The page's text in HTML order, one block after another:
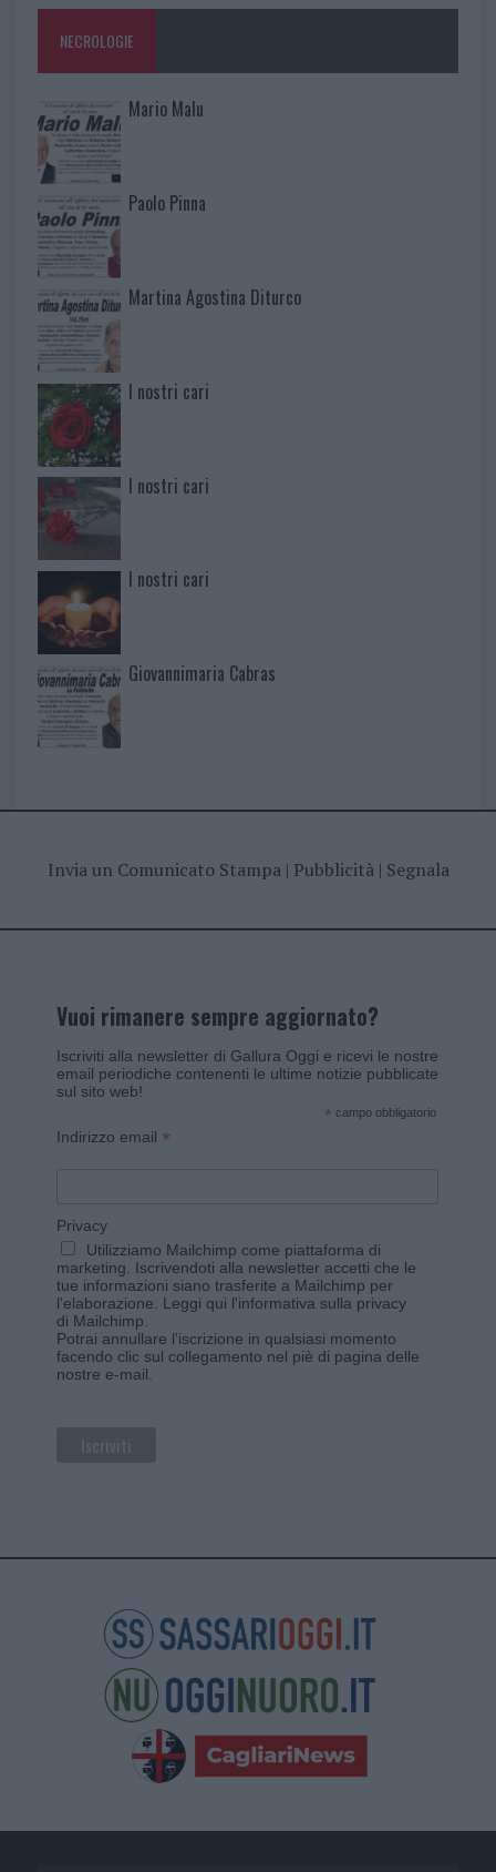
NECROLOGIE
Mario Malu
Paolo Pinna
Martina Agostina Diturco
I nostri cari
I nostri cari
I nostri cari
Giovannimaria Cabras
Invia un Comunicato Stampa| Pubblicità| Segnala
Vuoi rimanere sempre aggiornato?
Iscriviti alla newsletter di Gallura Oggi e ricevi le nostre
email periodiche contenenti le ultime notizie pubblicate
sul sito web!
* campo obbligatorio
Indirizzo email *
Privacy
Utilizziamo Mailchimp come piattaforma di
marketing. Iscrivendoti alla newsletter accetti che le
tue informazioni siano trasferite a Mailchimp per
l'elaborazione. Leggi qui l'informativa sulla privacy
di Mailchimp
Potrai annullare l'iscrizione in qualsiasi momento
facendo clic sul collegamento nel piè di pagina delle
nostre e-mail.